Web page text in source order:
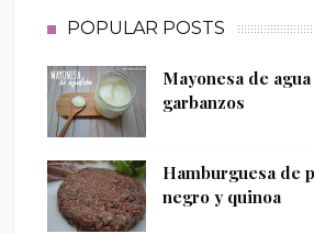
POPULAR POSTS
Mayonesa de
garbanzos
Hamburguesa de
negro y quinoa